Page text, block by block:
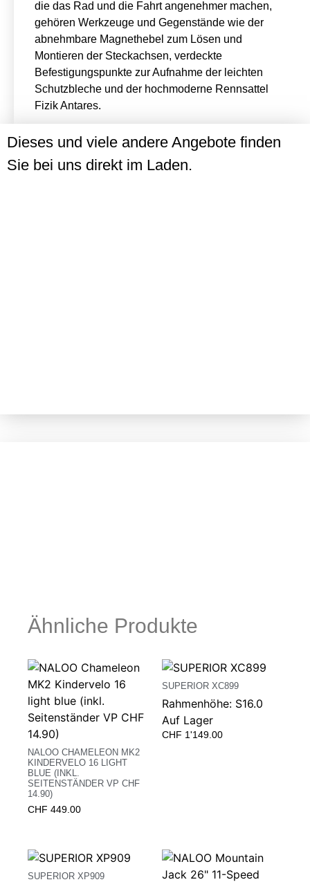
die das Rad und die Fahrt angenehmer machen,
gehören Werkzeuge und Gegenstände wie der
abnehmbare Magnethebel zum Lösen und
Montieren der Steckachsen, verdeckte
Befestigungspunkte zur Aufnahme der leichten
Schutzbleche und der hochmoderne Rennsattel
Fizik Antares.
Dieses und viele andere Angebote finden
Sie bei uns direkt im Laden.
Ähnliche Produkte
NALOO CHAMELEON MK2
KINDERVELO 16 LIGHT
BLUE (INKL.
SEITENSTÄNDER VP CHF
14.90)
CHF 449.00
SUPERIOR XC899
Rahmenhöhe: S16.0
Auf Lager
CHF 1'149.00
SUPERIOR XP909